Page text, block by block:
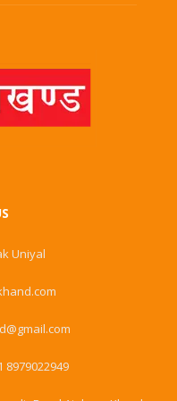
Uniyal
8979022949